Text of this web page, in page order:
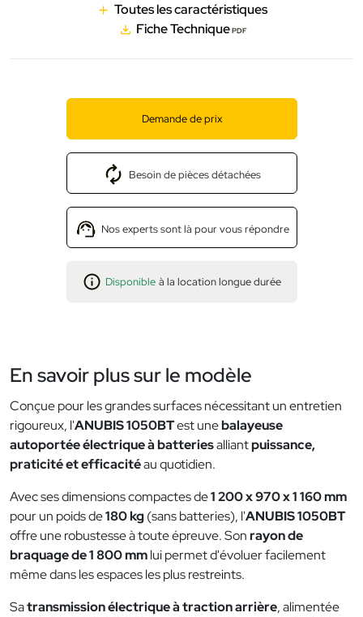
Toutes les caractéristiques
Fiche Technique PDF
Demande de prix
Besoin de pièces détachées
Nos experts sont là pour vous répondre
Disponible à la location longue durée
En savoir plus sur le modèle
Conçue pour les grandes surfaces nécessitant un entretien
rigoureux, l'ANUBIS 1050BTest unebalayeuse
autoportée électrique à batteriesalliantpuissance,
praticité et efficacitéau quotidien.
Avec ses dimensions compactes de1 200 x 970 x 1 160 mm
pour un poids de180 kg(sans batteries), l'ANUBIS 1050BT
offre une robustesse à toute épreuve. Sonrayon de
braquage de 1 800 mmlui permet d'évoluer facilement
même dans les espaces les plus restreints.
Satransmission électrique à traction arrière, alimentée